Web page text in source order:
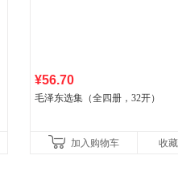
¥56.70
毛泽东选集（全四册，32开）
加入购物车 收藏